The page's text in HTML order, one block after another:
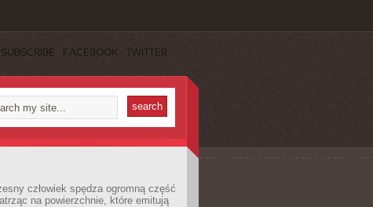
SUBSCRIBE FACEBOOK TWITTER
człowiek spędza ogromną część
na powierzchnie, które emitują